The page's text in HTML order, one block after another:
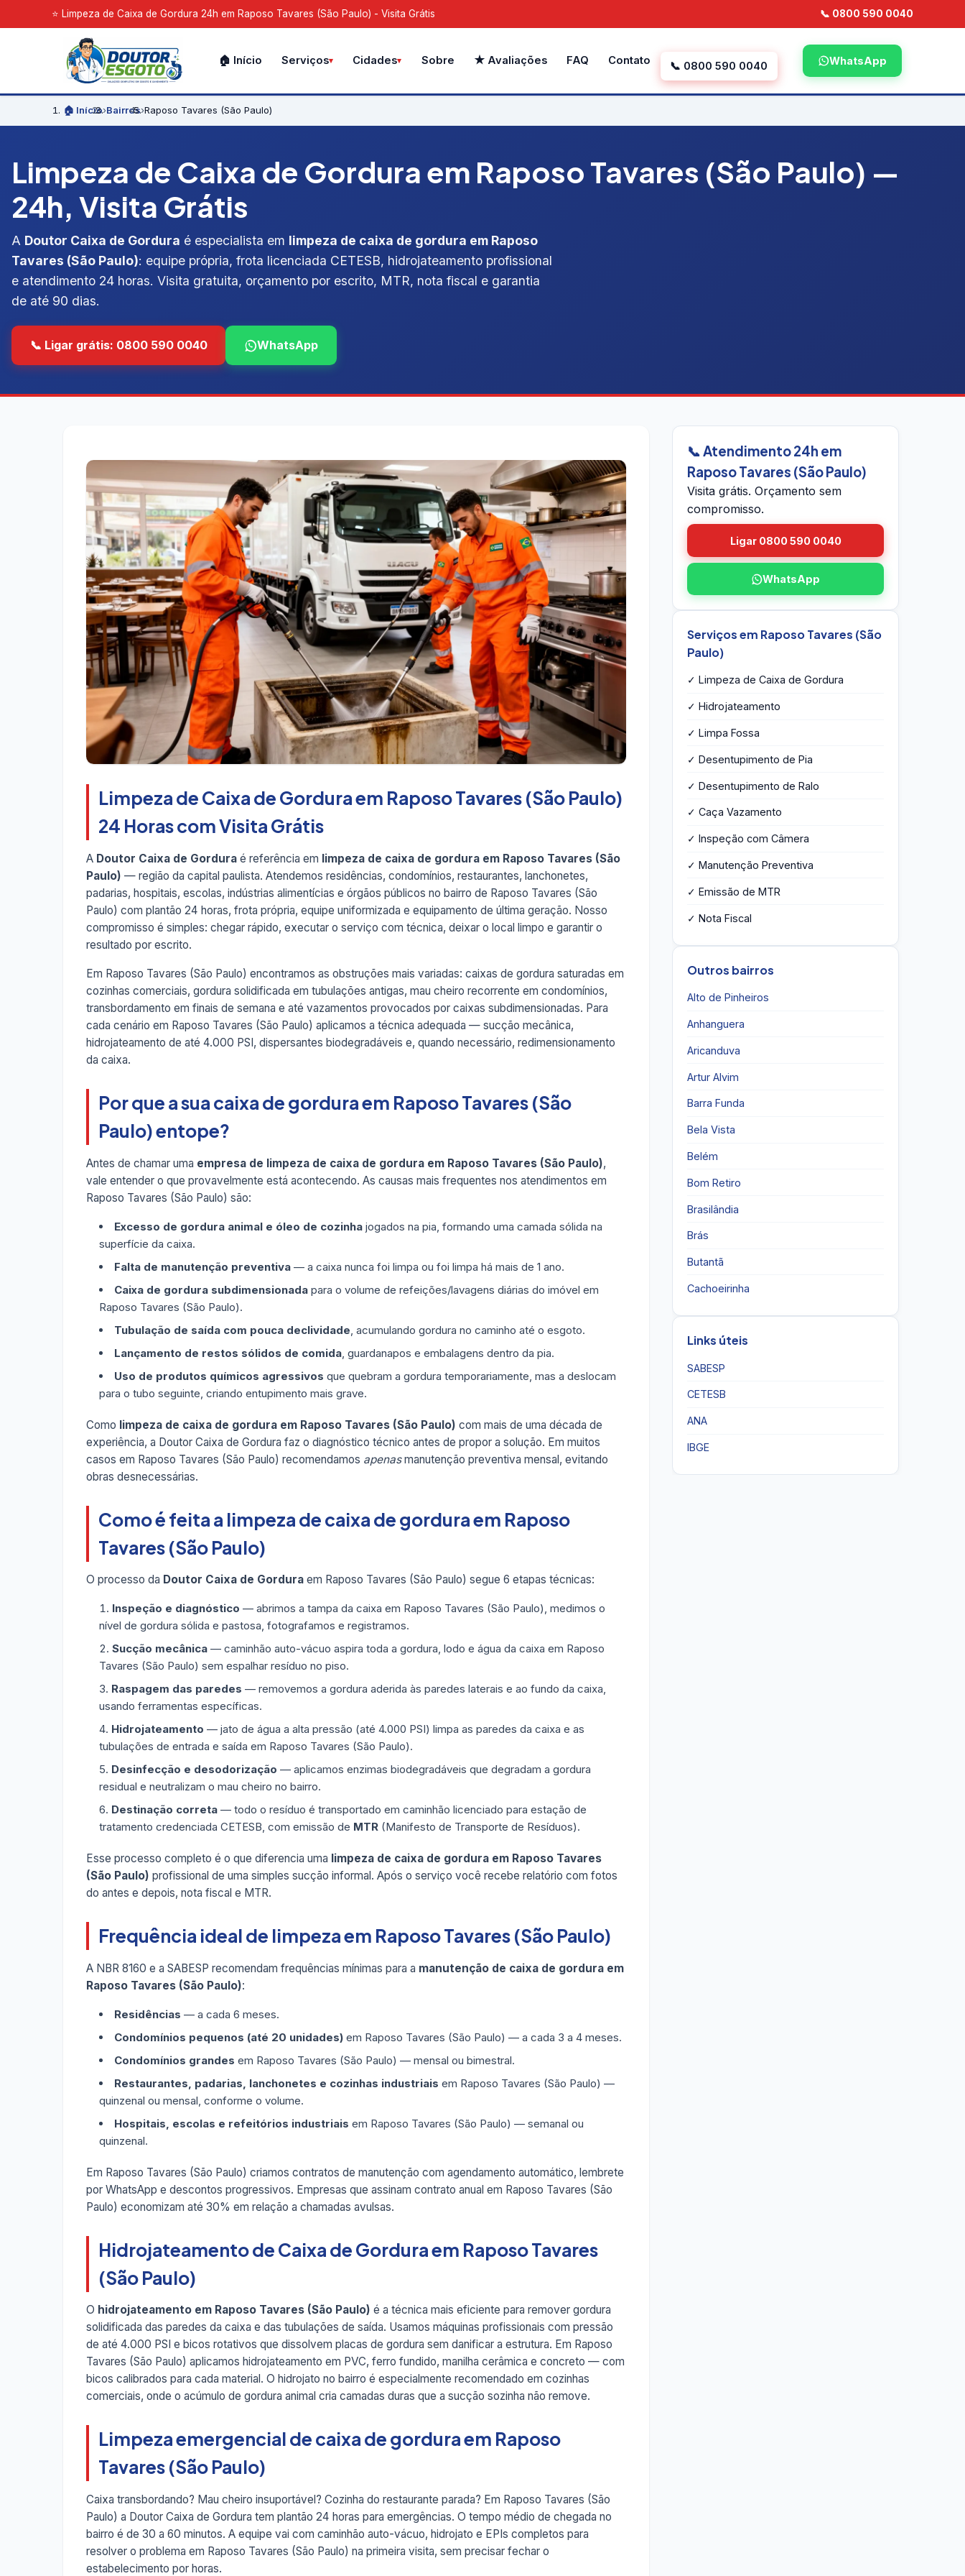
⭐ Limpeza de Caixa de Gordura 24h em Raposo Tavares (São Paulo) - Visita Grátis 📞 0800 590 0040
🏠 Início Serviços Cidades Sobre ★ Avaliações FAQ Contato 📞 0800 590 0040 WhatsApp
🏠 Início›Bairros›Raposo Tavares (São Paulo)
Limpeza de Caixa de Gordura em Raposo Tavares (São Paulo) —
24h, Visita Grátis
A Doutor Caixa de Gordura é especialista em limpeza de caixa de gordura em Raposo
Tavares (São Paulo): equipe própria, frota licenciada CETESB, hidrojateamento profissional
e atendimento 24 horas. Visita gratuita, orçamento por escrito, MTR, nota fiscal e garantia
de até 90 dias.
📞 Ligar grátis: 0800 590 0040 WhatsApp
Limpeza de Caixa de Gordura em Raposo Tavares (São Paulo)
24 Horas com Visita Grátis
A Doutor Caixa de Gordura é referência em limpeza de caixa de gordura em Raposo Tavares (São
Paulo) — região da capital paulista. Atendemos residências, condomínios, restaurantes, lanchonetes,
padarias, hospitais, escolas, indústrias alimentícias e órgãos públicos no bairro de Raposo Tavares (São
Paulo) com plantão 24 horas, frota própria, equipe uniformizada e equipamento de última geração. Nosso
compromisso é simples: chegar rápido, executar o serviço com técnica, deixar o local limpo e garantir o
resultado por escrito.
Em Raposo Tavares (São Paulo) encontramos as obstruções mais variadas: caixas de gordura saturadas em
cozinhas comerciais, gordura solidificada em tubulações antigas, mau cheiro recorrente em condomínios,
transbordamento em finais de semana e até vazamentos provocados por caixas subdimensionadas. Para
cada cenário em Raposo Tavares (São Paulo) aplicamos a técnica adequada — sucção mecânica,
hidrojateamento de até 4.000 PSI, dispersantes biodegradáveis e, quando necessário, redimensionamento
da caixa.
Por que a sua caixa de gordura em Raposo Tavares (São
Paulo) entope?
Antes de chamar uma empresa de limpeza de caixa de gordura em Raposo Tavares (São Paulo),
vale entender o que provavelmente está acontecendo. As causas mais frequentes nos atendimentos em
Raposo Tavares (São Paulo) são:
Excesso de gordura animal e óleo de cozinhajogados na pia, formando uma camada sólida na
superfície da caixa.
Falta de manutenção preventiva— a caixa nunca foi limpa ou foi limpa há mais de 1 ano.
Caixa de gordura subdimensionadapara o volume de refeições/lavagens diárias do imóvel em
Raposo Tavares (São Paulo).
Tubulação de saída com pouca declividade , acumulando gordura no caminho até o esgoto.
Lançamento de restos sólidos de comida, guardanapos e embalagens dentro da pia.
Uso de produtos químicos agressivos que quebram a gordura temporariamente, mas a deslocam
para o tubo seguinte, criando entupimento mais grave.
Como limpeza de caixa de gordura em Raposo Tavares (São Paulo) com mais de uma década de
experiência, a Doutor Caixa de Gordura faz o diagnóstico técnico antes de propor a solução. Em muitos
casos em Raposo Tavares (São Paulo) recomendamos apenasmanutenção preventiva mensal, evitando
obras desnecessárias.
Como é feita a limpeza de caixa de gordura em Raposo
Tavares (São Paulo)
O processo da Doutor Caixa de Gordura em Raposo Tavares (São Paulo) segue 6 etapas técnicas:
Inspeção e diagnóstico — abrimos a tampa da caixa em Raposo Tavares (São Paulo), medimos o
nível de gordura sólida e pastosa, fotografamos e registramos.
Sucção mecânica— caminhão auto-vácuo aspira toda a gordura, lodo e água da caixa em Raposo
Tavares (São Paulo) sem espalhar resíduo no piso.
Raspagem das paredes — removemos a gordura aderida às paredes laterais e ao fundo da caixa,
usando ferramentas específicas.
Hidrojateamento — jato de água a alta pressão (até 4.000 PSI) limpa as paredes da caixa e as
tubulações de entrada e saída em Raposo Tavares (São Paulo).
Desinfecção e desodorização — aplicamos enzimas biodegradáveis que degradam a gordura
residual e neutralizam o mau cheiro no bairro.
Destinação correta— todo o resíduo é transportado em caminhão licenciado para estação de
tratamento credenciada CETESB, com emissão de MTR(Manifesto de Transporte de Resíduos).
Esse processo completo é o que diferencia uma limpeza de caixa de gordura em Raposo Tavares
(São Paulo) profissional de uma simples sucção informal. Após o serviço você recebe relatório com fotos
do antes e depois, nota fiscal e MTR.
Frequência ideal de limpeza em Raposo Tavares (São Paulo)
A NBR 8160 e a SABESP recomendam frequências mínimas para a manutenção de caixa de gordura em
Raposo Tavares (São Paulo):
Residências — a cada 6 meses.
Condomínios pequenos (até 20 unidades)em Raposo Tavares (São Paulo) — a cada 3 a 4 meses.
Condomínios grandes em Raposo Tavares (São Paulo) — mensal ou bimestral.
Restaurantes, padarias, lanchonetes e cozinhas industriais em Raposo Tavares (São Paulo) —
quinzenal ou mensal, conforme o volume.
Hospitais, escolas e refeitórios industriais em Raposo Tavares (São Paulo) — semanal ou
quinzenal.
Em Raposo Tavares (São Paulo) criamos contratos de manutenção com agendamento automático, lembrete
por WhatsApp e descontos progressivos. Empresas que assinam contrato anual em Raposo Tavares (São
Paulo) economizam até 30% em relação a chamadas avulsas.
Hidrojateamento de Caixa de Gordura em Raposo Tavares
(São Paulo)
O hidrojateamento em Raposo Tavares (São Paulo) é a técnica mais eficiente para remover gordura
solidificada das paredes da caixa e das tubulações de saída. Usamos máquinas profissionais com pressão
de até 4.000 PSI e bicos rotativos que dissolvem placas de gordura sem danificar a estrutura. Em Raposo
Tavares (São Paulo) aplicamos hidrojateamento em PVC, ferro fundido, manilha cerâmica e concreto — com
bicos calibrados para cada material. O hidrojato no bairro é especialmente recomendado em cozinhas
comerciais, onde o acúmulo de gordura animal cria camadas duras que a sucção sozinha não remove.
Limpeza emergencial de caixa de gordura em Raposo
Tavares (São Paulo)
Caixa transbordando? Mau cheiro insuportável? Cozinha do restaurante parada? Em Raposo Tavares (São
Paulo) a Doutor Caixa de Gordura tem plantão 24 horas para emergências. O tempo médio de chegada no
bairro é de 30 a 60 minutos. A equipe vai com caminhão auto-vácuo, hidrojato e EPIs completos para
resolver o problema em Raposo Tavares (São Paulo) na primeira visita, sem precisar fechar o
estabelecimento por horas.
📞 Atendimento 24h em
Raposo Tavares (São Paulo)
Visita grátis. Orçamento sem
compromisso.
Ligar 0800 590 0040
WhatsApp
Serviços em Raposo Tavares (São
Paulo)
✓ Limpeza de Caixa de Gordura
✓ Hidrojateamento
✓ Limpa Fossa
✓ Desentupimento de Pia
✓ Desentupimento de Ralo
✓ Caça Vazamento
✓ Inspeção com Câmera
✓ Manutenção Preventiva
✓ Emissão de MTR
✓ Nota Fiscal
Outros bairros
Alto de Pinheiros
Anhanguera
Aricanduva
Artur Alvim
Barra Funda
Bela Vista
Belém
Bom Retiro
Brasilândia
Brás
Butantã
Cachoeirinha
Links úteis
SABESP
CETESB
ANA
IBGE